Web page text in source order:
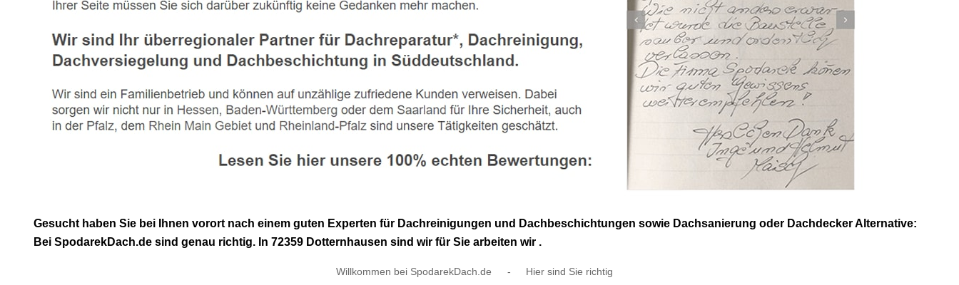
Gesucht haben Sie bei Ihnen vorort nach einem guten Experten für Dachreinigungen und Dachbeschichtungen sowie Dachsanierung oder Dachdecker Alternative:
Bei SpodarekDach.de sind genau richtig. In 72359 Dotternhausen sind wir für Sie arbeiten wir .
Willkommen bei SpodarekDach.de - Hier sind Sie richtig